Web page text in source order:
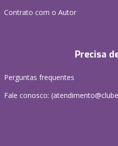
Contrato com o Autor
Precisa
Perguntas frequentes
Fale conosco: